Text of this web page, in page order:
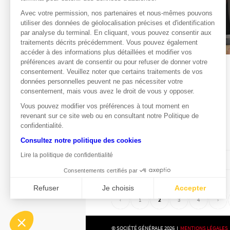
ARCHIVES,EDITO
20 ADAGES BOURSIERS
DÉCRYPTÉS POUR UNE
RENTRÉE ZEN… !
‹ 1 2 3 4 ›
© SOCIÉTÉ GÉNÉRALE 2026 I MENTIONS LÉGALES
Avec votre permission, nos partenaires et nous-mêmes pouvons
utiliser des données de géolocalisation précises et d'identification
par analyse du terminal. En cliquant, vous pouvez consentir aux
traitements décrits précédemment. Vous pouvez également
accéder à des informations plus détaillées et modifier vos
préférences avant de consentir ou pour refuser de donner votre
consentement. Veuillez noter que certains traitements de vos
données personnelles peuvent ne pas nécessiter votre
consentement, mais vous avez le droit de vous y opposer.
Vous pouvez modifier vos préférences à tout moment en
revenant sur ce site web ou en consultant notre Politique de
confidentialité.
Consultez notre politique des cookies
Lire la politique de confidentialité
Consentements certifiés par
Refuser Je choisis Accepter
Plateforme de Gestion du Consentement : Personnalisez